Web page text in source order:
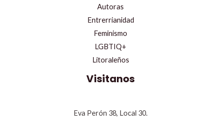
Autoras
Entrerrianidad
Feminismo
LGBTIQ+
Litoraleños
Visitanos
Eva Perón 38, Local 30.